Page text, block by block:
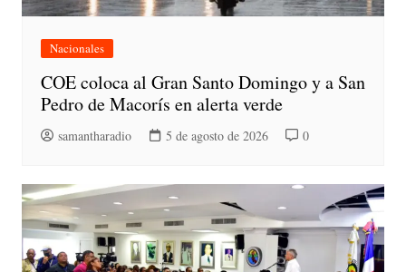
Nacionales
COE coloca al Gran Santo Domingo y a San
Pedro de Macorís en alerta verde
samantharadio 5 de agosto de 2026 0